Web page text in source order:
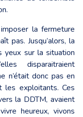
la fermeture
pas. Jusqu’alors, la
yeux sur la situation
disparaitraient
n’était donc pas en
les exploitants. Ces
la DDTM, avaient
heureux, vivons